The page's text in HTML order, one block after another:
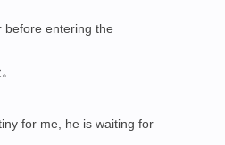
before entering the
。
for me , he is waiting for